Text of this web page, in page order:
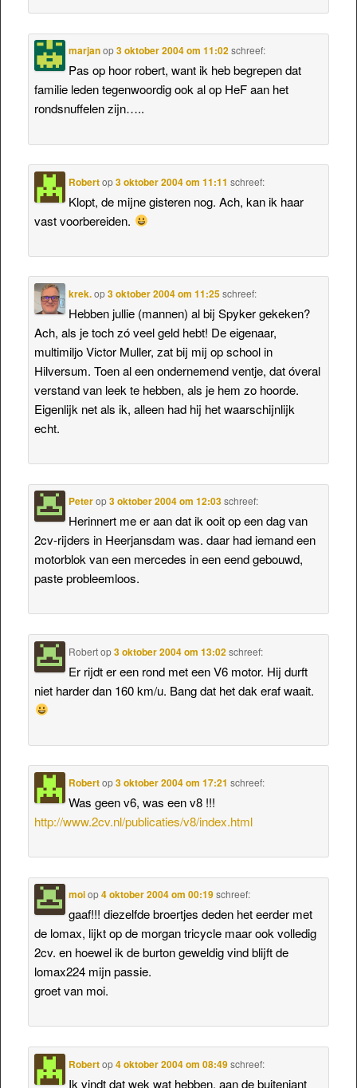
marjanop3 oktober 2004 om 11:02 schreef:
Pas op hoor robert, want ik heb begrepen dat
familie leden tegenwoordig ook al op HeF aan het
rondsnuffelen zijn…..
Robertop3 oktober 2004 om 11:11 schreef:
Klopt, de mijne gisteren nog. Ach, kan ik haar
vast voorbereiden.
krek.op3 oktober 2004 om 11:25 schreef:
Hebben jullie (mannen) al bij Spyker gekeken?
Ach, als je toch zó veel geld hebt! De eigenaar,
multimiljo Victor Muller, zat bij mij op school in
Hilversum. Toen al een ondernemend ventje, dat óveral
verstand van leek te hebben, als je hem zo hoorde.
Eigenlijk net als ik, alleen had hij het waarschijnlijk
echt.
Peterop3 oktober 2004 om 12:03 schreef:
Herinnert me er aan dat ik ooit op een dag van
2cv-rijders in Heerjansdam was. daar had iemand een
motorblok van een mercedes in een eend gebouwd,
paste probleemloos.
Robertop3 oktober 2004 om 13:02 schreef:
Er rijdt er een rond met een V6 motor. Hij durft
niet harder dan 160 km/u. Bang dat het dak eraf waait.
Robertop3 oktober 2004 om 17:21 schreef:
Was geen v6, was een v8 !!!
http://www.2cv.nl/publicaties/v8/index.html
moiop4 oktober 2004 om 00:19 schreef:
gaaf!!! diezelfde broertjes deden het eerder met
de lomax, lijkt op de morgan tricycle maar ook volledig
2cv. en hoewel ik de burton geweldig vind blijft de
lomax224 mijn passie.
groet van moi.
Robertop4 oktober 2004 om 08:49 schreef:
Ik vindt dat wek wat hebben, aan de buitenjant